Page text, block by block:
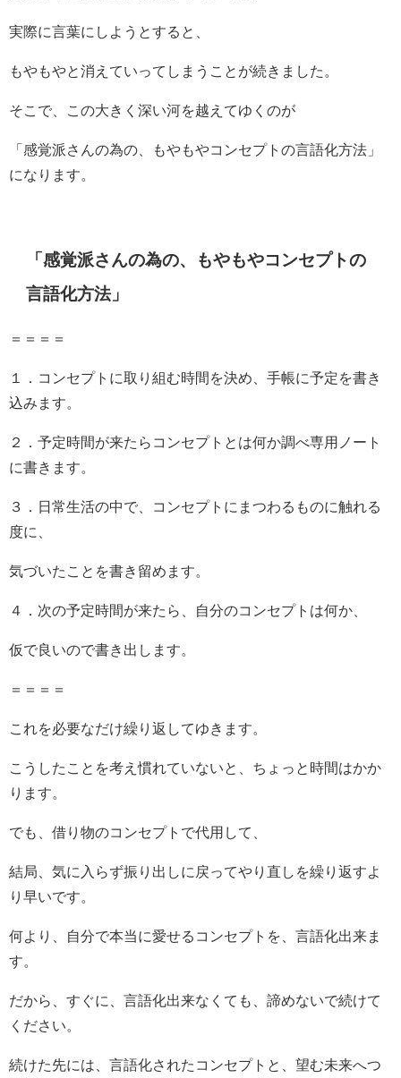
実際に言葉にしようとすると、
もやもやと消えていってしまうことが続きました。
そこで、この大きく深い河を越えてゆくのが
「感覚派さんの為の、もやもやコンセプトの言語化方法」
になります。
「感覚派さんの為の、もやもやコンセプトの
言語化方法」
＝＝＝＝
１．コンセプトに取り組む時間を決め、手帳に予定を書き
込みます。
２．予定時間が来たらコンセプトとは何か調べ専用ノート
に書きます。
３．日常生活の中で、コンセプトにまつわるものに触れる
度に、
気づいたことを書き留めます。
４．次の予定時間が来たら、自分のコンセプトは何か、
仮で良いので書き出します。
＝＝＝＝
これを必要なだけ繰り返してゆきます。
こうしたことを考え慣れていないと、ちょっと時間はかか
ります。
でも、借り物のコンセプトで代用して、
結局、気に入らず振り出しに戻ってやり直しを繰り返すよ
り早いです。
何より、自分で本当に愛せるコンセプトを、言語化出来ま
す。
だから、すぐに、言語化出来なくても、諦めないで続けて
ください。
続けた先には、言語化されたコンセプトと、望む未来へつ